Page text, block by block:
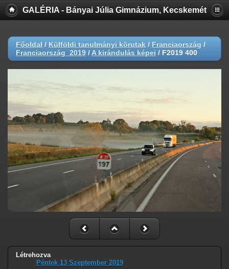
GALÉRIA - Bányai Júlia Gimnázium, Kecskemét
Főoldal / Külföldi tanulmányi körutak / Franciaország /
Franciaország_2019 / A kirándulás képei / F2019 400
Létrehozva
Péntek 13 Szeptember 2019